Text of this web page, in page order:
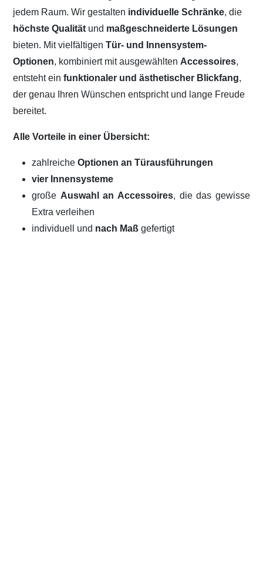
jedem Raum. Wir gestalten individuelle Schränke, die
höchste Qualität und maßgeschneiderte Lösungen
bieten. Mit vielfältigenTür- und Innensystem-
Optionen, kombiniert mit ausgewählten Accessoires,
entsteht einfunktionaler und ästhetischer Blickfang,
der genau Ihren Wünschen entspricht und lange Freude
bereitet.
Alle Vorteile in einer Übersicht:
zahlreicheOptionen an Türausführungen
vier Innensysteme
große Auswahl an Accessoires, die das gewisse
Extra verleihen
individuell und nach Maßgefertigt